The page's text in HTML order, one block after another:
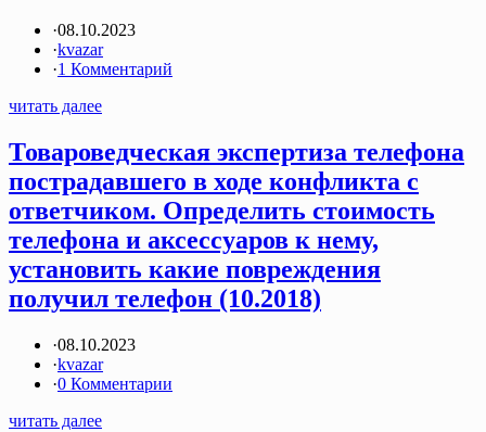
·08.10.2023
·kvazar
·1 Комментарий
читать далее
Товароведческая экспертиза телефона
пострадавшего в ходе конфликта с
ответчиком. Определить стоимость
телефона и аксессуаров к нему,
установить какие повреждения
получил телефон (10.2018)
·08.10.2023
·kvazar
·0 Комментарии
читать далее